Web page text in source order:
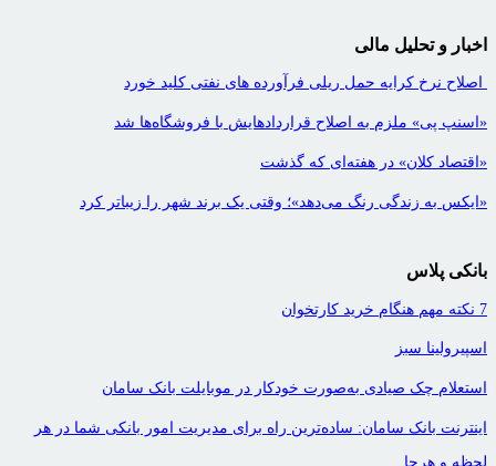
اخبار و تحلیل مالی
اصلاح نرخ کرایه حمل ریلی فرآورده های نفتی کلید خورد
«اسنپ پی» ملزم به اصلاح قراردادهایش با فروشگاه‌ها شد
«اقتصاد کلان» در هفته‌ای که گذشت
«ایکس به زندگی رنگ می‌دهد»؛ وقتی یک برند شهر را زیباتر کرد
بانکی پلاس
7 نکته مهم هنگام خرید کارتخوان
اسپیرولینا سبز
استعلام چک صیادی به‌صورت خودکار در موبایلت بانک سامان
اینترنت بانک سامان: ساده‌ترین راه برای مدیریت امور بانکی شما در هر
لحظه و هرجا